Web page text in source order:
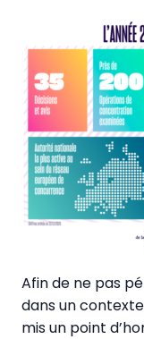
Afin de ne pas
dans un
mis un point